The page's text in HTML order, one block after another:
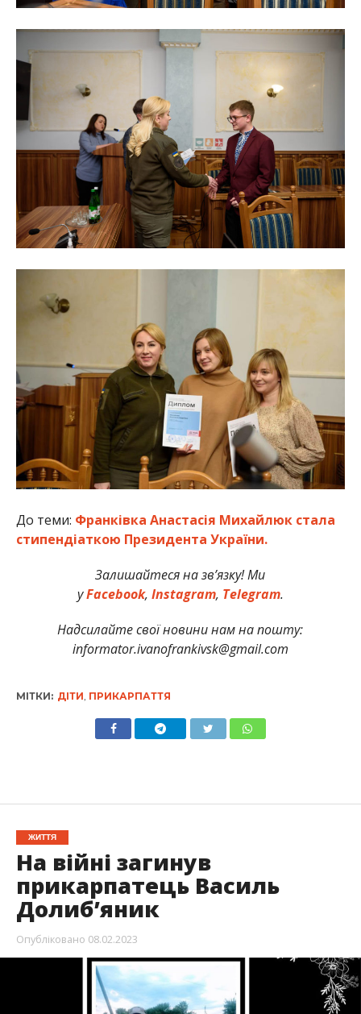
До теми: Франківка Анастасія Михайлюк стала
стипендіаткою Президента України.
Залишайтеся на зв’язку! Ми
уFacebook, Instagram, Telegram.
Надсилайте свої новини нам на пошту:
informator.ivanofrankivsk@gmail.com
МІТКИ: ДІТИ ПРИКАРПАТТЯ
ЖИТТЯ
На війні загинув
прикарпатець Василь
Долиб’яник
Опубліковано 08.02.2023